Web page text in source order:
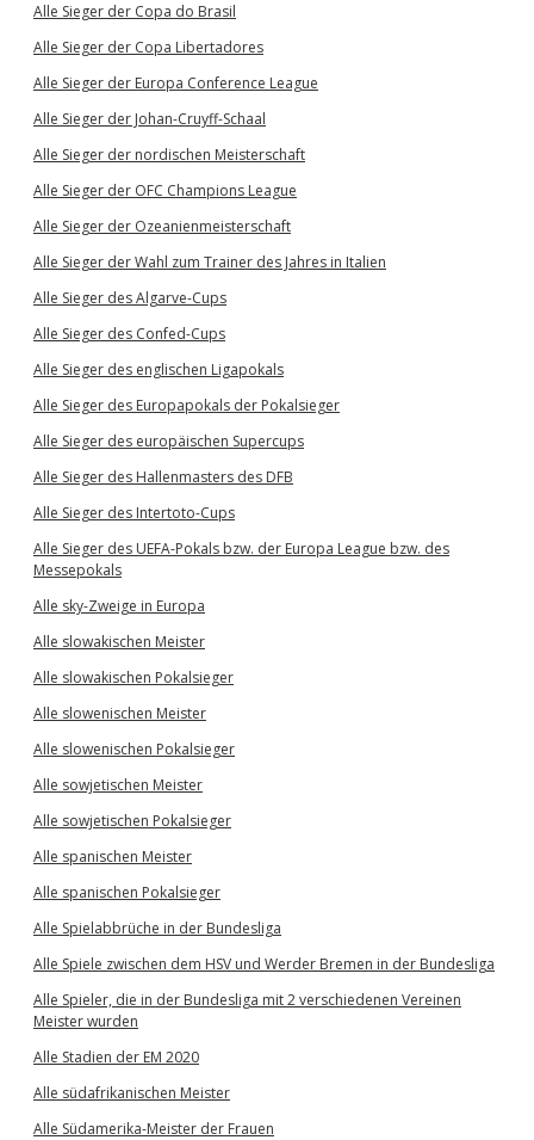
Alle Sieger der Copa do Brasil
Alle Sieger der Copa Libertadores
Alle Sieger der Europa Conference League
Alle Sieger der Johan-Cruyff-Schaal
Alle Sieger der nordischen Meisterschaft
Alle Sieger der OFC Champions League
Alle Sieger der Ozeanienmeisterschaft
Alle Sieger der Wahl zum Trainer des Jahres in Italien
Alle Sieger des Algarve-Cups
Alle Sieger des Confed-Cups
Alle Sieger des englischen Ligapokals
Alle Sieger des Europapokals der Pokalsieger
Alle Sieger des europäischen Supercups
Alle Sieger des Hallenmasters des DFB
Alle Sieger des Intertoto-Cups
Alle Sieger des UEFA-Pokals bzw. der Europa League bzw. des
Messepokals
Alle sky-Zweige in Europa
Alle slowakischen Meister
Alle slowakischen Pokalsieger
Alle slowenischen Meister
Alle slowenischen Pokalsieger
Alle sowjetischen Meister
Alle sowjetischen Pokalsieger
Alle spanischen Meister
Alle spanischen Pokalsieger
Alle Spielabbrüche in der Bundesliga
Alle Spiele zwischen dem HSV und Werder Bremen in der Bundesliga
Alle Spieler, die in der Bundesliga mit 2 verschiedenen Vereinen
Meister wurden
Alle Stadien der EM 2020
Alle südafrikanischen Meister
Alle Südamerika-Meister der Frauen